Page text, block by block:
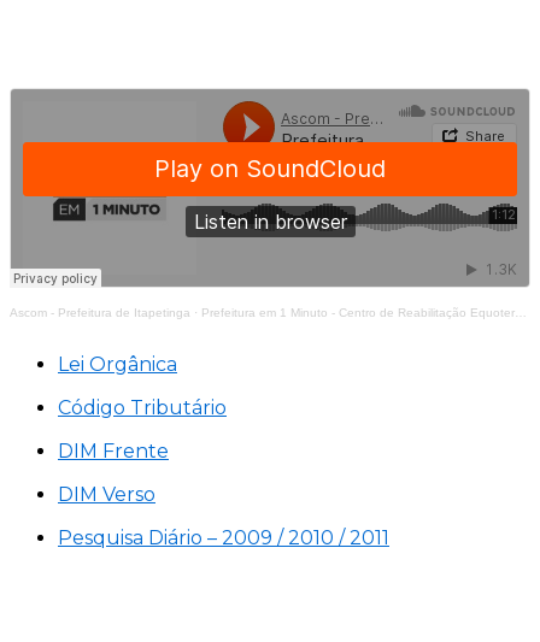
Ascom - Prefeitura de Itapetinga · Prefeitura em 1 Minuto - Centro de Reabilitação Equoterapia Manoela
Lei Orgânica
Código Tributário
DIM Frente
DIM Verso
Pesquisa Diário – 2009 / 2010 / 2011